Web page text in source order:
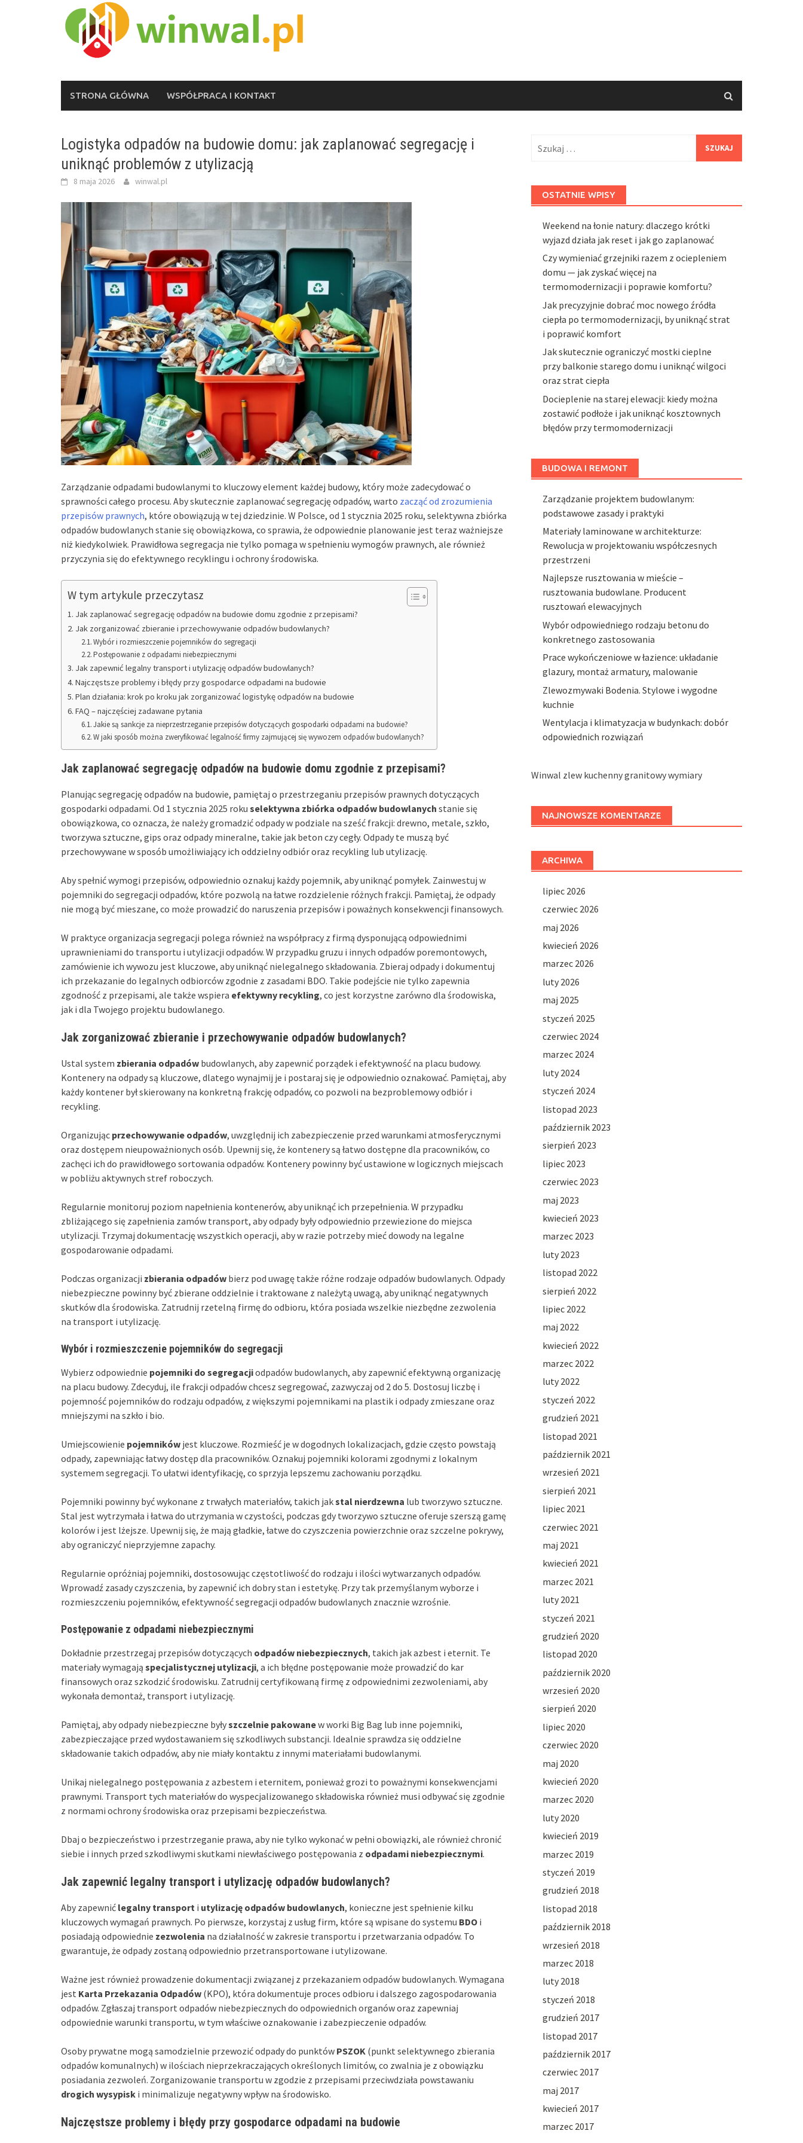
STRONA GŁÓWNA WSPÓŁPRACA I KONTAKT
Logistyka odpadów na budowie domu: jak zaplanować segregację i
uniknąć problemów z utylizacją
8 maja 2026 winwal.pl
Zarządzanie odpadami budowlanymi to kluczowy element każdej budowy, który może zadecydować o
sprawności całego procesu. Aby skutecznie zaplanować segregację odpadów, warto zacząć od zrozumienia
przepisów prawnych, które obowiązują w tej dziedzinie. W Polsce, od 1 stycznia 2025 roku, selektywna zbiórka
odpadów budowlanych stanie się obowiązkowa, co sprawia, że odpowiednie planowanie jest teraz ważniejsze
niż kiedykolwiek. Prawidłowa segregacja nie tylko pomaga w spełnieniu wymogów prawnych, ale również
przyczynia się do efektywnego recyklingu i ochrony środowiska.
W tym artykule przeczytasz
Jak zaplanować segregację odpadów na budowie domu zgodnie z przepisami?
Jak zorganizować zbieranie i przechowywanie odpadów budowlanych?
Wybór i rozmieszczenie pojemników do segregacji
Postępowanie z odpadami niebezpiecznymi
Jak zapewnić legalny transport i utylizację odpadów budowlanych?
Najczęstsze problemy i błędy przy gospodarce odpadami na budowie
Plan działania: krok po kroku jak zorganizować logistykę odpadów na budowie
FAQ – najczęściej zadawane pytania
Jakie są sankcje za nieprzestrzeganie przepisów dotyczących gospodarki odpadami na budowie?
W jaki sposób można zweryfikować legalność firmy zajmującej się wywozem odpadów budowlanych?
Jak zaplanować segregację odpadów na budowie domu zgodnie z przepisami?
Planując segregację odpadów na budowie, pamiętaj o przestrzeganiu przepisów prawnych dotyczących
gospodarki odpadami. Od 1 stycznia 2025 roku selektywna zbiórka odpadów budowlanych stanie się
obowiązkowa, co oznacza, że należy gromadzić odpady w podziale na sześć frakcji: drewno, metale, szkło,
tworzywa sztuczne, gips oraz odpady mineralne, takie jak beton czy cegły. Odpady te muszą być
przechowywane w sposób umożliwiający ich oddzielny odbiór oraz recykling lub utylizację.
Aby spełnić wymogi przepisów, odpowiednio oznakuj każdy pojemnik, aby uniknąć pomyłek. Zainwestuj w
pojemniki do segregacji odpadów, które pozwolą na łatwe rozdzielenie różnych frakcji. Pamiętaj, że odpady
nie mogą być mieszane, co może prowadzić do naruszenia przepisów i poważnych konsekwencji finansowych.
W praktyce organizacja segregacji polega również na współpracy z firmą dysponującą odpowiednimi
uprawnieniami do transportu i utylizacji odpadów. W przypadku gruzu i innych odpadów poremontowych,
zamówienie ich wywozu jest kluczowe, aby uniknąć nielegalnego składowania. Zbieraj odpady i dokumentuj
ich przekazanie do legalnych odbiorców zgodnie z zasadami BDO. Takie podejście nie tylko zapewnia
zgodność z przepisami, ale także wspiera efektywny recykling, co jest korzystne zarówno dla środowiska,
jak i dla Twojego projektu budowlanego.
Jak zorganizować zbieranie i przechowywanie odpadów budowlanych?
Ustal system zbierania odpadów budowlanych, aby zapewnić porządek i efektywność na placu budowy.
Kontenery na odpady są kluczowe, dlatego wynajmij je i postaraj się je odpowiednio oznakować. Pamiętaj, aby
każdy kontener był skierowany na konkretną frakcję odpadów, co pozwoli na bezproblemowy odbiór i
recykling.
Organizując przechowywanie odpadów, uwzględnij ich zabezpieczenie przed warunkami atmosferycznymi
oraz dostępem nieupoważnionych osób. Upewnij się, że kontenery są łatwo dostępne dla pracowników, co
zachęci ich do prawidłowego sortowania odpadów. Kontenery powinny być ustawione w logicznych miejscach
w pobliżu aktywnych stref roboczych.
Regularnie monitoruj poziom napełnienia kontenerów, aby uniknąć ich przepełnienia. W przypadku
zbliżającego się zapełnienia zamów transport, aby odpady były odpowiednio przewiezione do miejsca
utylizacji. Trzymaj dokumentację wszystkich operacji, aby w razie potrzeby mieć dowody na legalne
gospodarowanie odpadami.
Podczas organizacji zbierania odpadów bierz pod uwagę także różne rodzaje odpadów budowlanych. Odpady
niebezpieczne powinny być zbierane oddzielnie i traktowane z należytą uwagą, aby uniknąć negatywnych
skutków dla środowiska. Zatrudnij rzetelną firmę do odbioru, która posiada wszelkie niezbędne zezwolenia
na transport i utylizację.
Wybór i rozmieszczenie pojemników do segregacji
Wybierz odpowiednie pojemniki do segregacjiodpadów budowlanych, aby zapewnić efektywną organizację
na placu budowy. Zdecyduj, ile frakcji odpadów chcesz segregować, zazwyczaj od 2 do 5. Dostosuj liczbę i
pojemność pojemników do rodzaju odpadów, z większymi pojemnikami na plastik i odpady zmieszane oraz
mniejszymi na szkło i bio.
Umiejscowienie pojemników jest kluczowe. Rozmieść je w dogodnych lokalizacjach, gdzie często powstają
odpady, zapewniając łatwy dostęp dla pracowników. Oznakuj pojemniki kolorami zgodnymi z lokalnym
systemem segregacji. To ułatwi identyfikację, co sprzyja lepszemu zachowaniu porządku.
Pojemniki powinny być wykonane z trwałych materiałów, takich jakstal nierdzewna lub tworzywo sztuczne.
Stal jest wytrzymała i łatwa do utrzymania w czystości, podczas gdy tworzywo sztuczne oferuje szerszą gamę
kolorów i jest lżejsze. Upewnij się, że mają gładkie, łatwe do czyszczenia powierzchnie oraz szczelne pokrywy,
aby ograniczyć nieprzyjemne zapachy.
Regularnie opróżniaj pojemniki, dostosowując częstotliwość do rodzaju i ilości wytwarzanych odpadów.
Wprowadź zasady czyszczenia, by zapewnić ich dobry stan i estetykę. Przy tak przemyślanym wyborze i
rozmieszczeniu pojemników, efektywność segregacji odpadów budowlanych znacznie wzrośnie.
Postępowanie z odpadami niebezpiecznymi
Dokładnie przestrzegaj przepisów dotyczących odpadów niebezpiecznych, takich jak azbest i eternit. Te
materiały wymagają specjalistycznej utylizacji, a ich błędne postępowanie może prowadzić do kar
finansowych oraz szkodzić środowisku. Zatrudnij certyfikowaną firmę z odpowiednimi zezwoleniami, aby
wykonała demontaż, transport i utylizację.
Pamiętaj, aby odpady niebezpieczne byłyszczelnie pakowanew worki Big Bag lub inne pojemniki,
zabezpieczające przed wydostawaniem się szkodliwych substancji. Idealnie sprawdza się oddzielne
składowanie takich odpadów, aby nie miały kontaktu z innymi materiałami budowlanymi.
Unikaj nielegalnego postępowania z azbestem i eternitem, ponieważ grozi to poważnymi konsekwencjami
prawnymi. Transport tych materiałów do wyspecjalizowanego składowiska również musi odbywać się zgodnie
z normami ochrony środowiska oraz przepisami bezpieczeństwa.
Dbaj o bezpieczeństwo i przestrzeganie prawa, aby nie tylko wykonać w pełni obowiązki, ale również chronić
siebie i innych przed szkodliwymi skutkami niewłaściwego postępowania z odpadami niebezpiecznymi.
Jak zapewnić legalny transport i utylizację odpadów budowlanych?
Aby zapewnić legalny transport i utylizację odpadów budowlanych, konieczne jest spełnienie kilku
kluczowych wymagań prawnych. Po pierwsze, korzystaj z usług firm, które są wpisane do systemu BDO i
posiadają odpowiednie zezwolenia na działalność w zakresie transportu i przetwarzania odpadów. To
gwarantuje, że odpady zostaną odpowiednio przetransportowane i utylizowane.
Ważne jest również prowadzenie dokumentacji związanej z przekazaniem odpadów budowlanych. Wymagana
jest Karta Przekazania Odpadów (KPO), która dokumentuje proces odbioru i dalszego zagospodarowania
odpadów. Zgłaszaj transport odpadów niebezpiecznych do odpowiednich organów oraz zapewniaj
odpowiednie warunki transportu, w tym właściwe oznakowanie i zabezpieczenie odpadów.
Osoby prywatne mogą samodzielnie przewozić odpady do punktów PSZOK (punkt selektywnego zbierania
odpadów komunalnych) w ilościach nieprzekraczających określonych limitów, co zwalnia je z obowiązku
posiadania zezwoleń. Zorganizowanie transportu w zgodzie z przepisami przeciwdziała powstawaniu
drogich wysypisk i minimalizuje negatywny wpływ na środowisko.
Najczęstsze problemy i błędy przy gospodarce odpadami na budowie
OSTATNIE WPISY
Weekend na łonie natury: dlaczego krótki
wyjazd działa jak reset i jak go zaplanować
Czy wymieniać grzejniki razem z ociepleniem
domu — jak zyskać więcej na
termomodernizacji i poprawie komfortu?
Jak precyzyjnie dobrać moc nowego źródła
ciepła po termomodernizacji, by uniknąć strat
i poprawić komfort
Jak skutecznie ograniczyć mostki cieplne
przy balkonie starego domu i uniknąć wilgoci
oraz strat ciepła
Docieplenie na starej elewacji: kiedy można
zostawić podłoże i jak uniknąć kosztownych
błędów przy termomodernizacji
BUDOWA I REMONT
Zarządzanie projektem budowlanym:
podstawowe zasady i praktyki
Materiały laminowane w architekturze:
Rewolucja w projektowaniu współczesnych
przestrzeni
Najlepsze rusztowania w mieście –
rusztowania budowlane. Producent
rusztowań elewacyjnych
Wybór odpowiedniego rodzaju betonu do
konkretnego zastosowania
Prace wykończeniowe w łazience: układanie
glazury, montaż armatury, malowanie
Zlewozmywaki Bodenia. Stylowe i wygodne
kuchnie
Wentylacja i klimatyzacja w budynkach: dobór
odpowiednich rozwiązań
Winwal zlew kuchenny granitowy wymiary
NAJNOWSZE KOMENTARZE
ARCHIWA
lipiec 2026
czerwiec 2026
maj 2026
kwiecień 2026
marzec 2026
luty 2026
maj 2025
styczeń 2025
czerwiec 2024
marzec 2024
luty 2024
styczeń 2024
listopad 2023
październik 2023
sierpień 2023
lipiec 2023
czerwiec 2023
maj 2023
kwiecień 2023
marzec 2023
luty 2023
listopad 2022
sierpień 2022
lipiec 2022
maj 2022
kwiecień 2022
marzec 2022
luty 2022
styczeń 2022
grudzień 2021
listopad 2021
październik 2021
wrzesień 2021
sierpień 2021
lipiec 2021
czerwiec 2021
maj 2021
kwiecień 2021
marzec 2021
luty 2021
styczeń 2021
grudzień 2020
listopad 2020
październik 2020
wrzesień 2020
sierpień 2020
lipiec 2020
czerwiec 2020
maj 2020
kwiecień 2020
marzec 2020
luty 2020
kwiecień 2019
marzec 2019
styczeń 2019
grudzień 2018
listopad 2018
październik 2018
wrzesień 2018
marzec 2018
luty 2018
styczeń 2018
grudzień 2017
listopad 2017
październik 2017
czerwiec 2017
maj 2017
kwiecień 2017
marzec 2017